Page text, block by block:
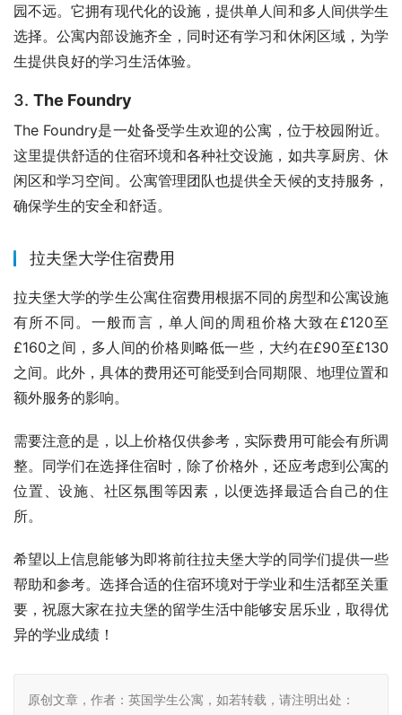
园不远。它拥有现代化的设施，提供单人间和多人间供学生
选择。公寓内部设施齐全，同时还有学习和休闲区域，为学
生提供良好的学习生活体验。
3. The Foundry
The Foundry是一处备受学生欢迎的公寓，位于校园附近。
这里提供舒适的住宿环境和各种社交设施，如共享厨房、休
闲区和学习空间。公寓管理团队也提供全天候的支持服务，
确保学生的安全和舒适。
拉夫堡大学住宿费用
拉夫堡大学的学生公寓住宿费用根据不同的房型和公寓设施
有所不同。一般而言，单人间的周租价格大致在£120至
£160之间，多人间的价格则略低一些，大约在£90至£130
之间。此外，具体的费用还可能受到合同期限、地理位置和
额外服务的影响。
需要注意的是，以上价格仅供参考，实际费用可能会有所调
整。同学们在选择住宿时，除了价格外，还应考虑到公寓的
位置、设施、社区氛围等因素，以便选择最适合自己的住
所。
希望以上信息能够为即将前往拉夫堡大学的同学们提供一些
帮助和参考。选择合适的住宿环境对于学业和生活都至关重
要，祝愿大家在拉夫堡的留学生活中能够安居乐业，取得优
异的学业成绩！
原创文章，作者：英国学生公寓，如若转载，请注明出处：